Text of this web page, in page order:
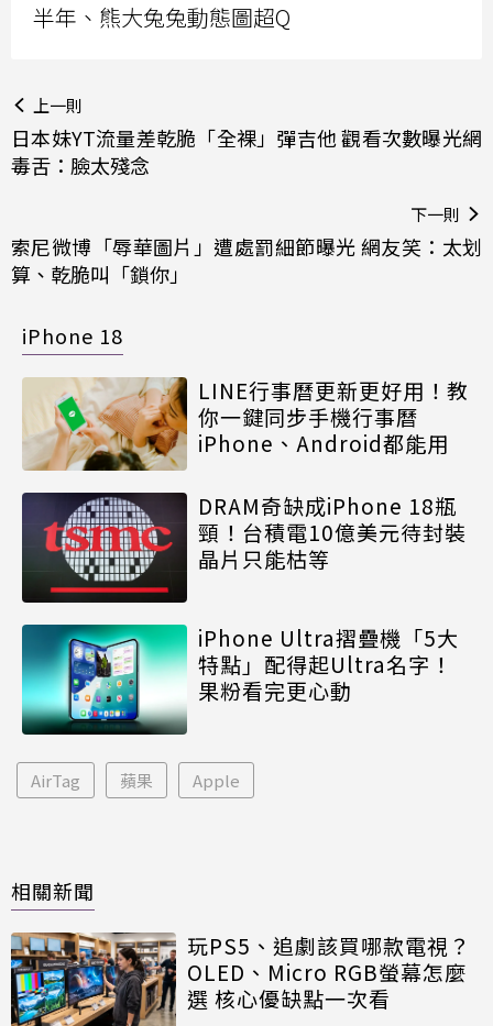
半年、熊大兔兔動態圖超Q
上一則
日本妹YT流量差乾脆「全裸」彈吉他 觀看次數曝光網
毒舌：臉太殘念
下一則
索尼微博「辱華圖片」遭處罰細節曝光 網友笑：太划
算、乾脆叫「鎖你」
iPhone 18
LINE行事曆更新更好用！教
你一鍵同步手機行事曆
iPhone、Android都能用
DRAM奇缺成iPhone 18瓶
頸！台積電10億美元待封裝
晶片只能枯等
iPhone Ultra摺疊機「5大
特點」配得起Ultra名字！
果粉看完更心動
AirTag 蘋果 Apple
相關新聞
玩PS5、追劇該買哪款電視？
OLED、Micro RGB螢幕怎麼
選 核心優缺點一次看